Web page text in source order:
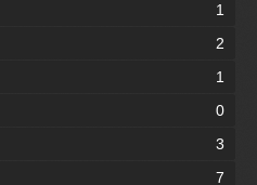
1
2
1
0
3
7